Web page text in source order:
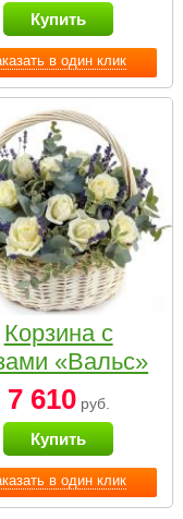
в один клик
Купить
в один клик
Корзина с
«Вальс»
7 610руб.
Купить